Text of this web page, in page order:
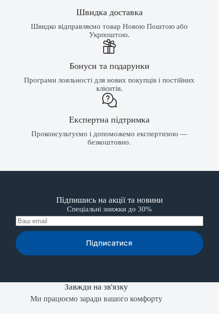
Швидка доставка
Швидко відправляємо товар Новою Поштою або
Укрпоштою.
Бонуси та подарунки
Програми лояльності для нових покупців і постійних
клієнтів.
Експертна підтримка
Проконсультуємо і допоможемо експертизою —
безкоштовно.
Підпишись на акції та новини
Спеціальні знижки до 30%
Підписатися
Завжди на зв'язку
Ми працюємо заради вашого комфорту